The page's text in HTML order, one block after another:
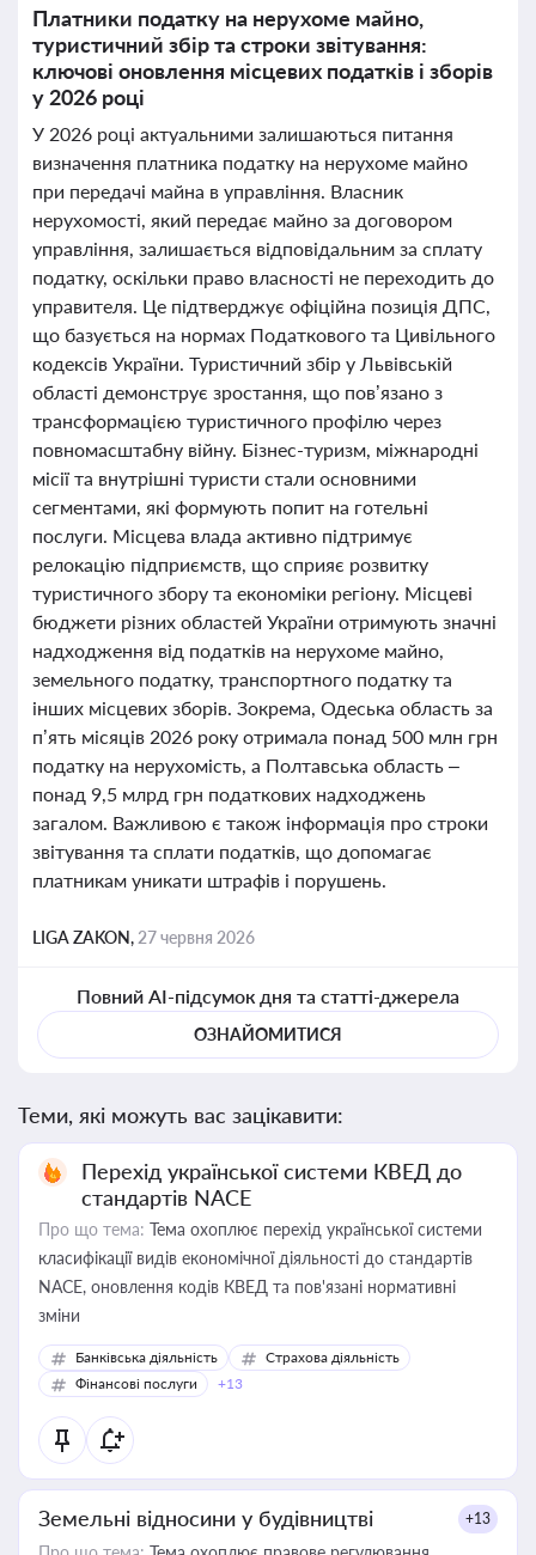
Платники податку на нерухоме майно,
туристичний збір та строки звітування:
ключові оновлення місцевих податків і зборів
у 2026 році
У 2026 році актуальними залишаються питання
визначення платника податку на нерухоме майно
при передачі майна в управління. Власник
нерухомості, який передає майно за договором
управління, залишається відповідальним за сплату
податку, оскільки право власності не переходить до
управителя. Це підтверджує офіційна позиція ДПС,
що базується на нормах Податкового та Цивільного
кодексів України. Туристичний збір у Львівській
області демонструє зростання, що пов’язано з
трансформацією туристичного профілю через
повномасштабну війну. Бізнес-туризм, міжнародні
місії та внутрішні туристи стали основними
сегментами, які формують попит на готельні
послуги. Місцева влада активно підтримує
релокацію підприємств, що сприяє розвитку
туристичного збору та економіки регіону. Місцеві
бюджети різних областей України отримують значні
надходження від податків на нерухоме майно,
земельного податку, транспортного податку та
інших місцевих зборів. Зокрема, Одеська область за
п’ять місяців 2026 року отримала понад 500 млн грн
податку на нерухомість, а Полтавська область –
понад 9,5 млрд грн податкових надходжень
загалом. Важливою є також інформація про строки
звітування та сплати податків, що допомагає
платникам уникати штрафів і порушень.
LIGA ZAKON, 27 червня 2026
Повний AI-підсумок дня та статті-джерела
ОЗНАЙОМИТИСЯ
Теми, які можуть вас зацікавити:
Перехід української системи КВЕД до
стандартів NACE
Про що тема: Тема охоплює перехід української системи
класифікації видів економічної діяльності до стандартів
NACE, оновлення кодів КВЕД та пов'язані нормативні
зміни
Банківська діяльність
Страхова діяльність
Фінансові послуги
+13
Земельні відносини у будівництві +13